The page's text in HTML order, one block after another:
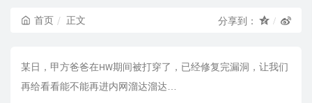
首页 正文 分享到：
某日，甲方爸爸在HW期间被打穿了，已经修复完漏洞，让我们
再给看看能不能再进内网溜达溜达…